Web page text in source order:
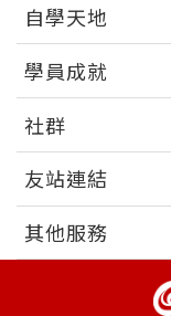
自學天地
學員成就
社群
友站連結
其他服務